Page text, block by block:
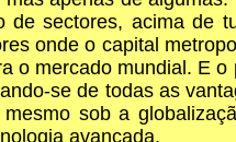
de sectores, acima de
onde o capital
o mercado mundial. E
se de todas as
sob a
avançada.